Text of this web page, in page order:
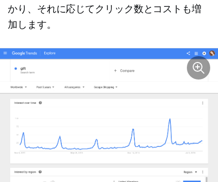
かり、それに応じてクリック数とコストも増
加します。